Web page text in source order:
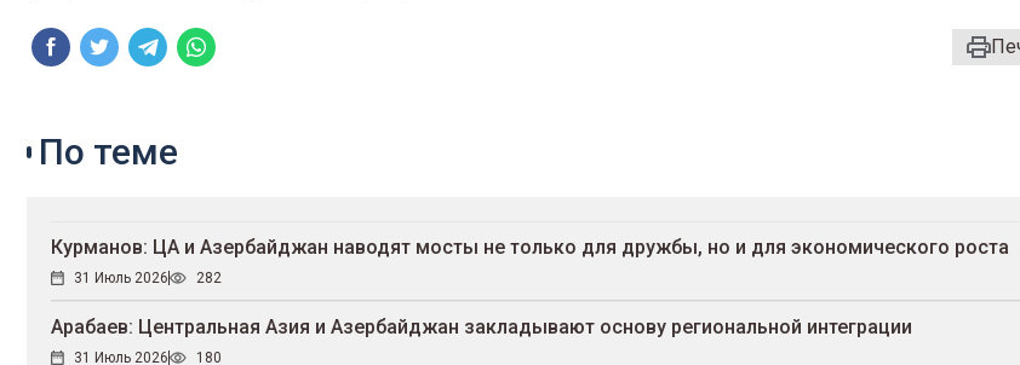
По теме
Курманов: ЦА и Азербайджан наводят мосты не только для дружбы, но и для экономического роста
31 Июль 2026 282
Арабаев: Центральная Азия и Азербайджан закладывают основу региональной интеграции
31 Июль 2026 180